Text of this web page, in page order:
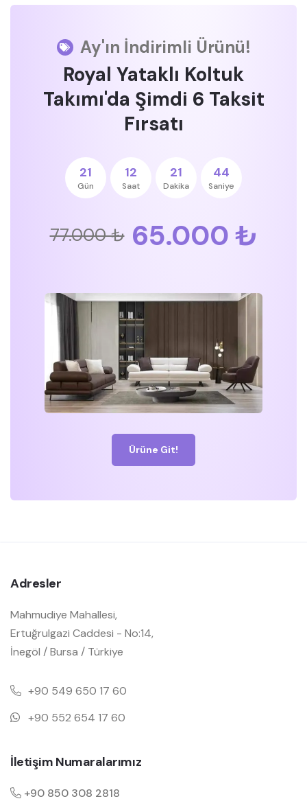
Ay'ın İndirimli Ürünü!
Royal Yataklı Koltuk
Takımı'da Şimdi 6 Taksit
Fırsatı
21
Gün
12
Saat
21
Dakika
43
Saniye
77.000 ₺ 65.000 ₺
Ürüne Git!
Adresler
Mahmudiye Mahallesi,
Ertuğrulgazi Caddesi - No:14,
İnegöl / Bursa / Türkiye
+90 549 650 17 60
+90 552 654 17 60
İletişim Numaralarımız
+90 850 308 2818